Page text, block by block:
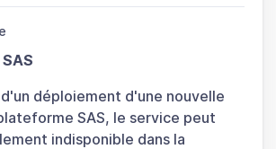
déploiement d'une nouvelle
SAS, le service peut
indisponible dans la